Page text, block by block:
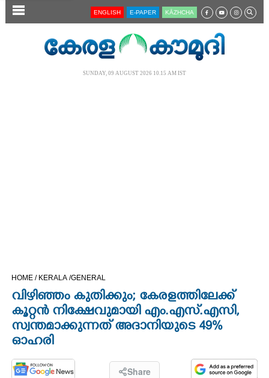
SECTIONS
CINEMA
OPINION
ENGLISH E-PAPER KĀZHCHA
SUNDAY, 09 AUGUST 2026 10.15 AM IST
HOME / KERALA /GENERAL
വിഴിഞ്ഞം കുതിക്കും; കേരളത്തിലേക്ക്
കൂറ്റൻ നിക്ഷേവുമായി എം.എസ്.എസി,
സ്വന്തമാക്കുന്നത് അദാനിയുടെ 49%
ഓഹരി
Share